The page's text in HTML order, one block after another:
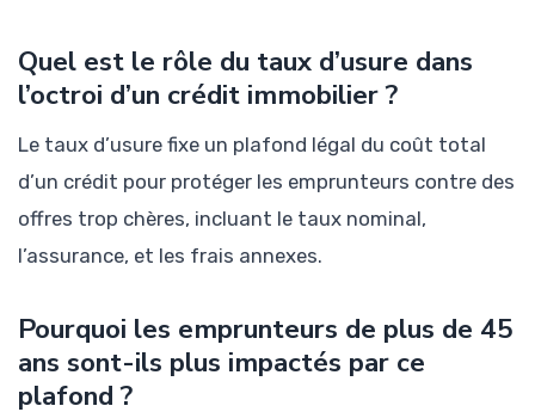
Quel est le rôle du taux d’usure dans
l’octroi d’un crédit immobilier ?
Le taux d’usure fixe un plafond légal du coût total
d’un crédit pour protéger les emprunteurs contre des
offres trop chères, incluant le taux nominal,
l’assurance, et les frais annexes.
Pourquoi les emprunteurs de plus de 45
ans sont-ils plus impactés par ce
plafond ?